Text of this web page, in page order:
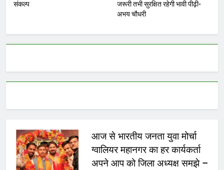
संकल्प
जरूरी तभी सुरक्षित रहेगी भावी पीढ़ी-
अभय चौधरी
आज से भारतीय जनता युवा मोर्चा
ग्वालियर महानगर का हर कार्यकर्ता
अपने आप को जिला अध्यक्ष समझे –